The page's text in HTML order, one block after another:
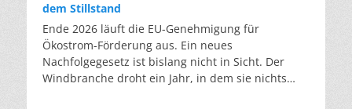
dem Stillstand
Ende 2026 läuft die EU-Genehmigung für
Ökostrom-Förderung aus. Ein neues
Nachfolgegesetz ist bislang nicht in Sicht. Der
Windbranche droht ein Jahr, in dem sie nichts